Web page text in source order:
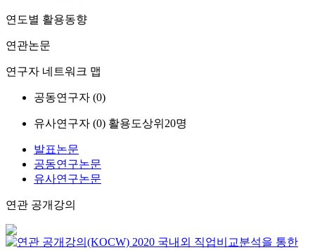
연도별 활용동향
연관논문
연구자 네트워크 맵
공동연구자 (0)
유사연구자 (0) 활용도상위20명
발표논문
공동연구논문
유사연구논문
연관 공개강의
2020 국내외 직업비교분석을 통한